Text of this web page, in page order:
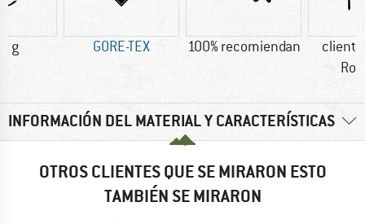
g GORE-TEX 100% recomiendan
INFORMACIÓN DEL MATERIAL Y CARACTERÍSTICAS
OTROS CLIENTES QUE SE MIRARON ESTO
TAMBIÉN SE MIRARON